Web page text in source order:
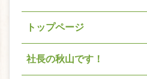
トップページ
社長の秋山です！